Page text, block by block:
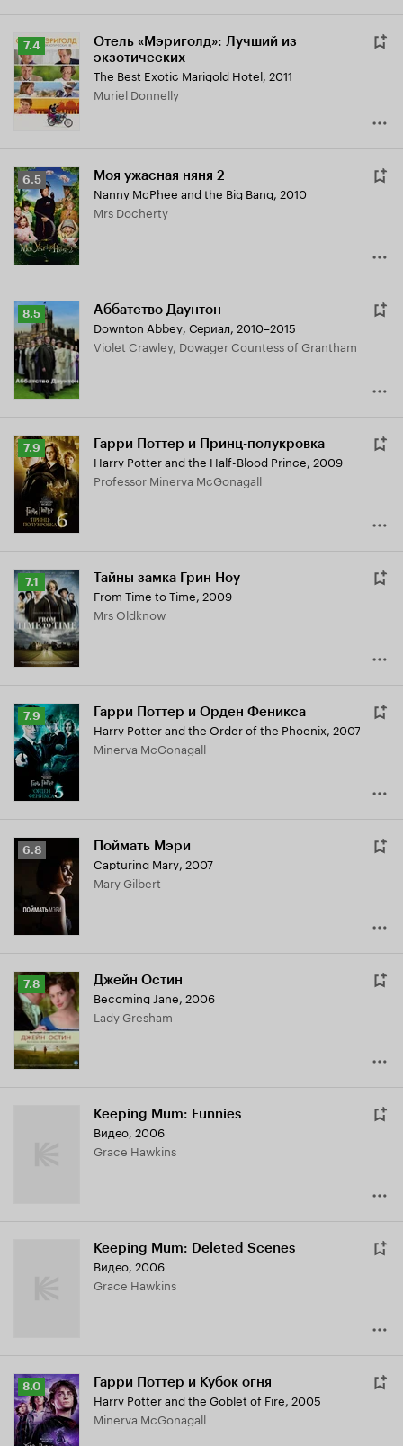
Рейтинг
Кинопоиска
7.4
7.4
Отель «Мэриголд»: Лучший из
экзотических
The Best Exotic Marigold Hotel, 2011
Muriel Donnelly
Рейтинг
Кинопоиска
6.5
6.5 Моя ужасная няня 2
Nanny McPhee and the Big Bang, 2010
Mrs Docherty
Рейтинг
Кинопоиска
8.5
8.5 Аббатство Даунтон
Downton Abbey, Сериал, 2010–2015
Violet Crawley, Dowager Countess of Grantham
Рейтинг
Кинопоиска
7.9
7.9 Гарри Поттер и Принц-полукровка
Harry Potter and the Half-Blood Prince, 2009
Professor Minerva McGonagall
Рейтинг
Кинопоиска
7.1
7.1 Тайны замка Грин Ноу
From Time to Time, 2009
Mrs Oldknow
Рейтинг
Кинопоиска
7.9
7.9 Гарри Поттер и Орден Феникса
Harry Potter and the Order of the Phoenix, 2007
Minerva McGonagall
Рейтинг
Кинопоиска
6.8 Поймать Мэри
Capturing Mary, 2007
Mary Gilbert
Рейтинг
Кинопоиска
7.8
7.8 Джейн Остин
Becoming Jane, 2006
Lady Gresham
Keeping Mum: Funnies
Видео, 2006
Grace Hawkins
Keeping Mum: Deleted Scenes
Видео, 2006
Grace Hawkins
Рейтинг
Кинопоиска
8.0
8.0 Гарри Поттер и Кубок огня
Harry Potter and the Goblet of Fire, 2005
Minerva McGonagall